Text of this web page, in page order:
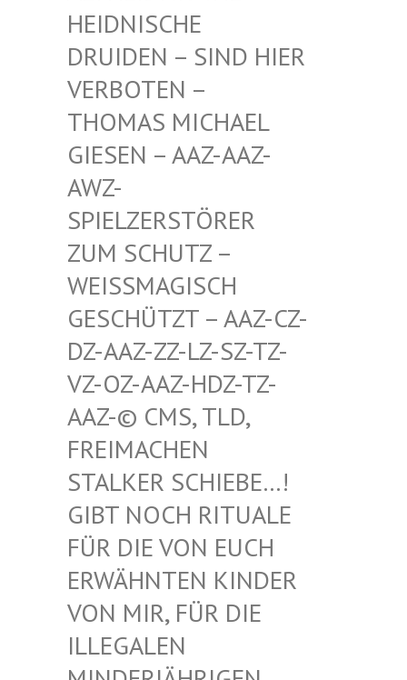
EIDNISCHE D
RUIDEN – SIND HIER V
ERBOTEN – T
HOMAS MICHAEL G
IESEN – AAZ-AAZ-A
WZ-S
PIELZERSTÖRER Z
UM SCHUTZ – W
EISSMAGISCH GE
SCHÜTZT – AAZ-CZ-DZ
-AAZ-ZZ-LZ-SZ-TZ-VZ
-OZ-AAZ-HDZ-TZ-AA
Z-© CMS, TLD, FR
EIMACHEN ST
ALKER SCHIEBE…! GI
BT NOCH RITUALE FÜ
R DIE VON EUCH ER
WÄHNTEN KINDER VO
N MIR, FÜR DIE IL
LEGALEN MI